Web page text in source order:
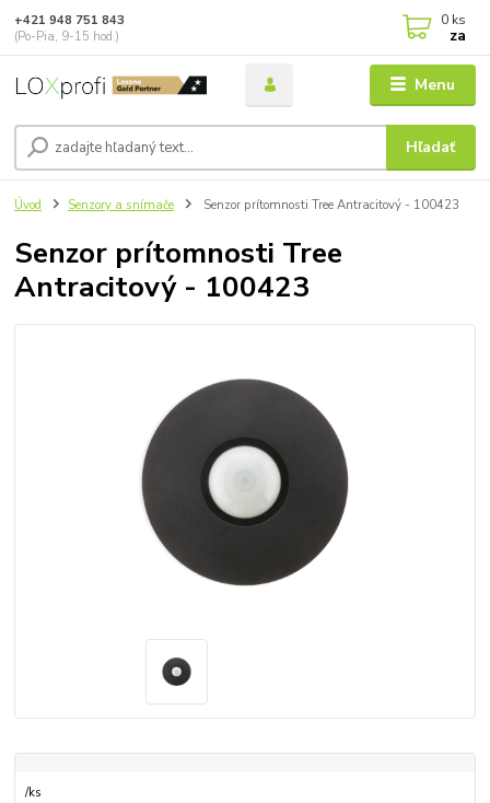
Menu
Hľadať
+421 948 751 843
(Po-Pia, 9-15 hod.)
0 ks
za
Úvod Senzory a snímače Senzor prítomnosti Tree Antracitový - 100423
Senzor prítomnosti Tree
Antracitový - 100423
/ks